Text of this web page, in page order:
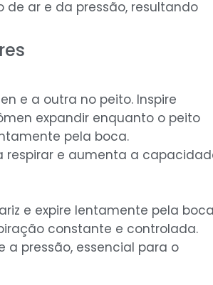
de ar e da pressão, resultando
e a outra no peito. Inspire
expandir enquanto o peito
pela boca.
respirar e aumenta a
e expire lentamente pela
constante e controlada.
a pressão, essencial para o